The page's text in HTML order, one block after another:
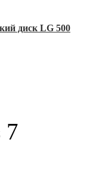
диск LG 500
7